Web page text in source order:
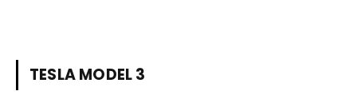
TESLA MODEL 3